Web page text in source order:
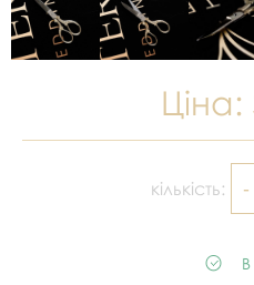
Ціна:
кількість:
В